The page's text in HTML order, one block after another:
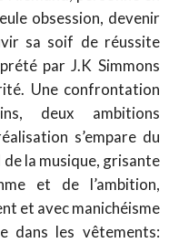
obsession, devenir
sa soif de réussite
par J.K Simmons
Une confrontation
deux ambitions
s’empare du
la musique, grisante
et de l’ambition,
et avec manichéisme
dans les vêtements: